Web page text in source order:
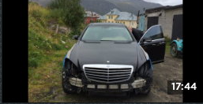
17:44